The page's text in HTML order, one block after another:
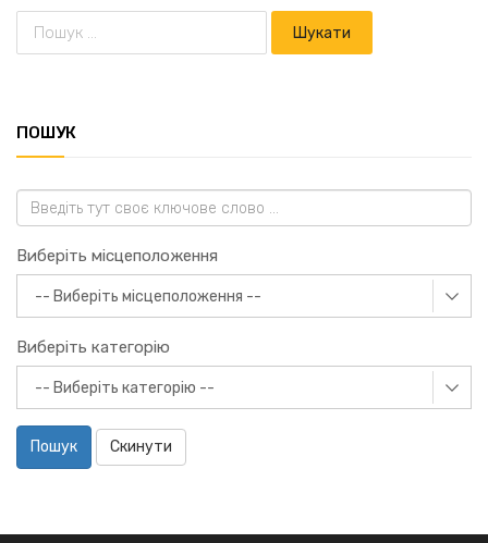
ПОШУК
Виберіть місцеположення
Виберіть категорію
Пошук Скинути